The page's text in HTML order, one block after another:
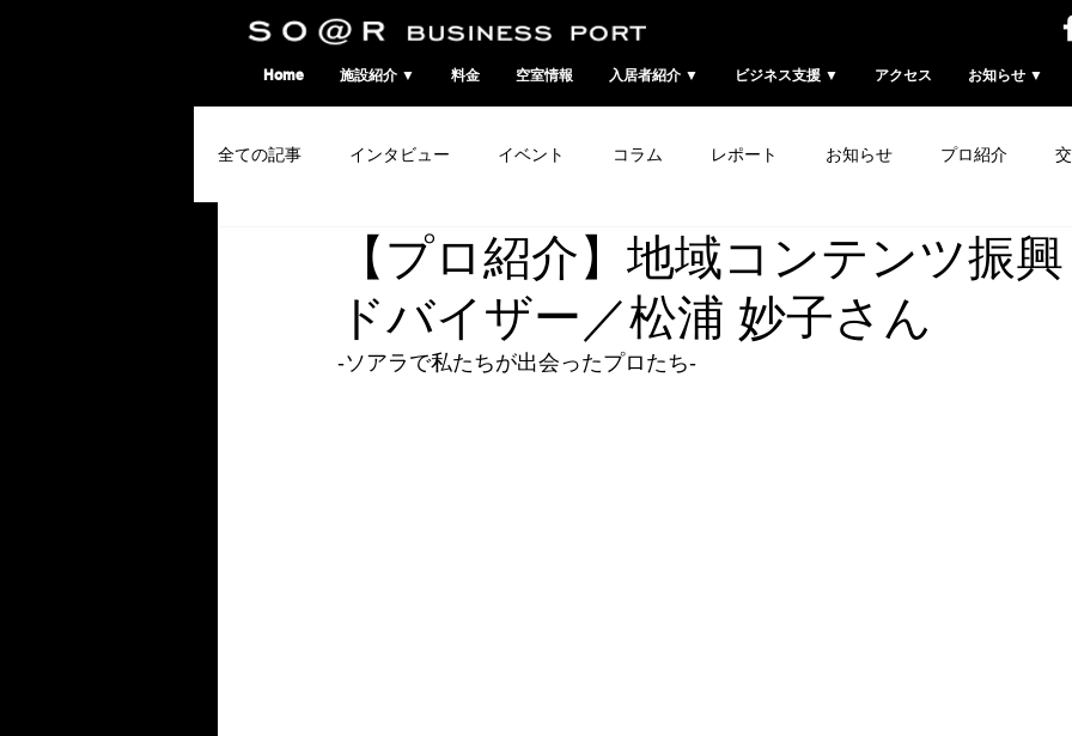
SO@Rビジネスポート｜広島市のシェアオフィス・コワーキングスペース
Home 施設紹介 ▼ 料金 空室情報 入居者紹介 ▼ ビジネス支援 ▼ アクセス お知らせ ▼
全ての記事 インタビュー イベント コラム レポート お知らせ プロ紹介
コワーキングウィーク【プロ紹介】地域コンテンツ振
ドバイザー／松浦 妙子さん
-ソアラで私たちが出会ったプロたち-